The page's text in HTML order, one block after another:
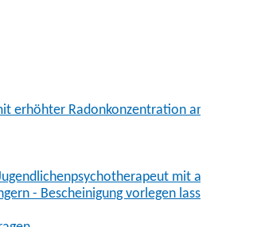
erhöhter Radonkonzentration anmelden
mit
- Bescheinigung vorlegen lassen